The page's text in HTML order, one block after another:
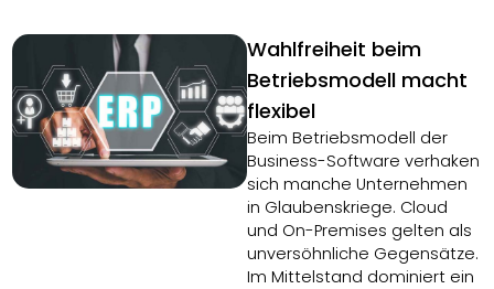
Wahlfreiheit beim
Betriebsmodell macht
flexibel
Beim Betriebsmodell der
Business-Software verhaken
sich manche Unternehmen
in Glaubenskriege. Cloud
und On-Premises gelten als
unversöhnliche Gegensätze.
Im Mittelstand dominiert ein